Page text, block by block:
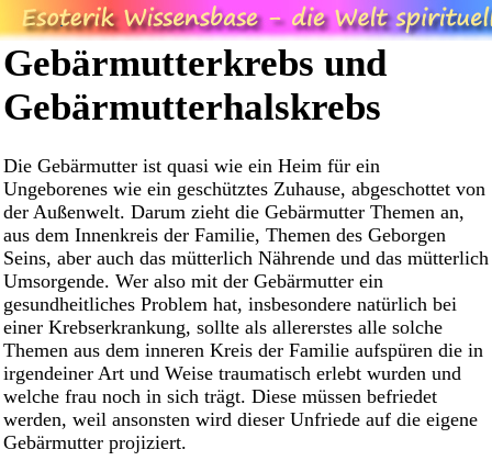
Gebärmutterkrebs und
Gebärmutterhalskrebs
Die Gebärmutter ist quasi wie ein Heim für ein
Ungeborenes wie ein geschütztes Zuhause, abgeschottet von
der Außenwelt. Darum zieht die Gebärmutter Themen an,
aus dem Innenkreis der Familie, Themen des Geborgen
Seins, aber auch das mütterlich Nährende und das mütterlich
Umsorgende. Wer also mit der Gebärmutter ein
gesundheitliches Problem hat, insbesondere natürlich bei
einer Krebserkrankung, sollte als allererstes alle solche
Themen aus dem inneren Kreis der Familie aufspüren die in
irgendeiner Art und Weise traumatisch erlebt wurden und
welche frau noch in sich trägt. Diese müssen befriedet
werden, weil ansonsten wird dieser Unfriede auf die eigene
Gebärmutter projiziert.